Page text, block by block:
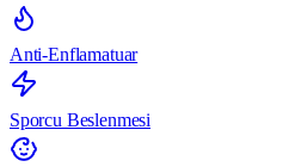
Anti-Enflamatuar
Sporcu Beslenmesi